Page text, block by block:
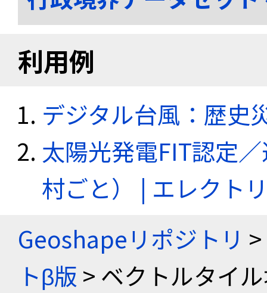
利用例
デジタル台風：歴史
太陽光発電FIT認定
村ごと） | エレクト
Geoshapeリポジトリ >
トβ版 > ベクトルタイ